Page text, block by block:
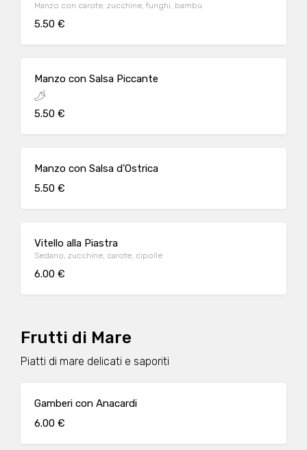
Manzo con carote, zucchine, funghi, bambù
5.50 €
Manzo con Salsa Piccante
5.50 €
Manzo con Salsa d'Ostrica
5.50 €
Vitello alla Piastra
Sedano, zucchine, carote, cipolle
6.00 €
Frutti di Mare
Piatti di mare delicati e saporiti
Gamberi con Anacardi
6.00 €